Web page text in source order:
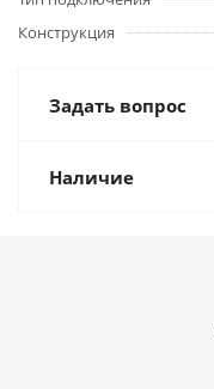
Конструкция
Задать вопрос
Наличие